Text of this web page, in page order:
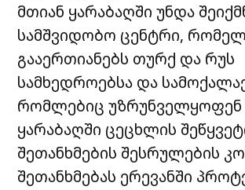
მთიან ყარაბაღში უნდა
სამშვიდობო ცენტრი,
გააერთიანებს თურქ და რუს
სამხედროებსა და
რომლებიც უზრუნველყოფენ
ყარაბაღში ცეცხლის
შეთანხმების შესრულების
შეთანხმებას ერევანში